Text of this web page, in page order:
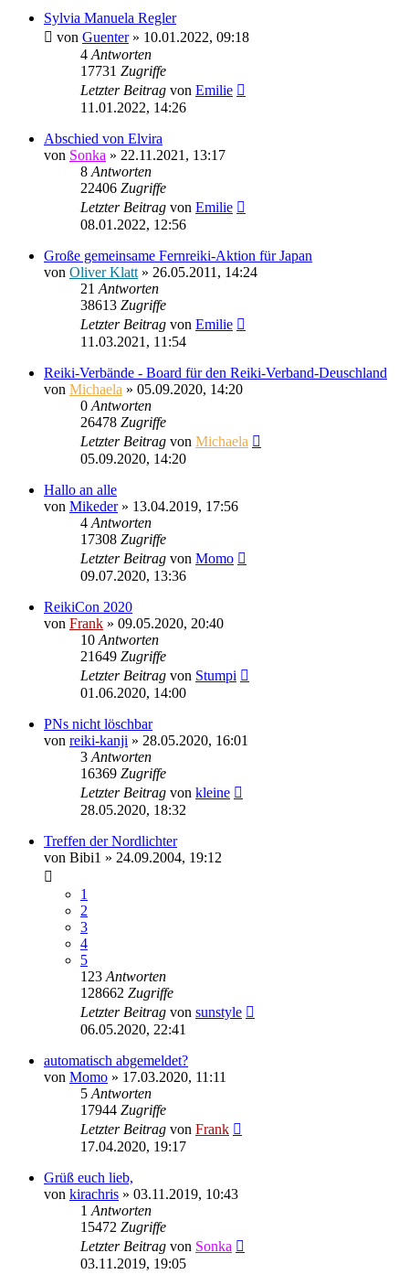
Sylvia Manuela Regler
von Guenter» 10.01.2022, 09:18
4 Antworten
17731 Zugriffe
Letzter Beitrag von Emilie
11.01.2022, 14:26
Abschied von Elvira
von Sonka » 22.11.2021, 13:17
8 Antworten
22406 Zugriffe
Letzter Beitrag von Emilie
08.01.2022, 12:56
Große gemeinsame Fernreiki-Aktion für Japan
von Oliver Klatt » 26.05.2011, 14:24
21 Antworten
38613 Zugriffe
Letzter Beitrag von Emilie
11.03.2021, 11:54
Reiki-Verbände - Board für den Reiki-Verband-Deuschland
von Michaela » 05.09.2020, 14:20
0 Antworten
26478 Zugriffe
Letzter Beitrag von Michaela
05.09.2020, 14:20
Hallo an alle
von Mikeder» 13.04.2019, 17:56
4 Antworten
17308 Zugriffe
Letzter Beitrag von Momo
09.07.2020, 13:36
ReikiCon 2020
von Frank » 09.05.2020, 20:40
10 Antworten
21649 Zugriffe
Letzter Beitrag von Stumpi
01.06.2020, 14:00
PNs nicht löschbar
von reiki-kanji » 28.05.2020, 16:01
3 Antworten
16369 Zugriffe
Letzter Beitrag von kleine
28.05.2020, 18:32
Treffen der Nordlichter
von Bibi1 » 24.09.2004, 19:12
1
2
3
4
5
123 Antworten
128662 Zugriffe
Letzter Beitrag von sunstyle
06.05.2020, 22:41
automatisch abgemeldet?
von Momo » 17.03.2020, 11:11
5 Antworten
17944 Zugriffe
Letzter Beitrag von Frank
17.04.2020, 19:17
Grüß euch lieb,
von kirachris » 03.11.2019, 10:43
1 Antworten
15472 Zugriffe
Letzter Beitrag von Sonka
03.11.2019, 19:05